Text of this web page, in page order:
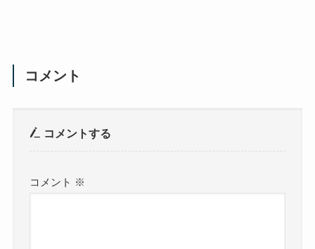
コメント
コメントする
コメント ※